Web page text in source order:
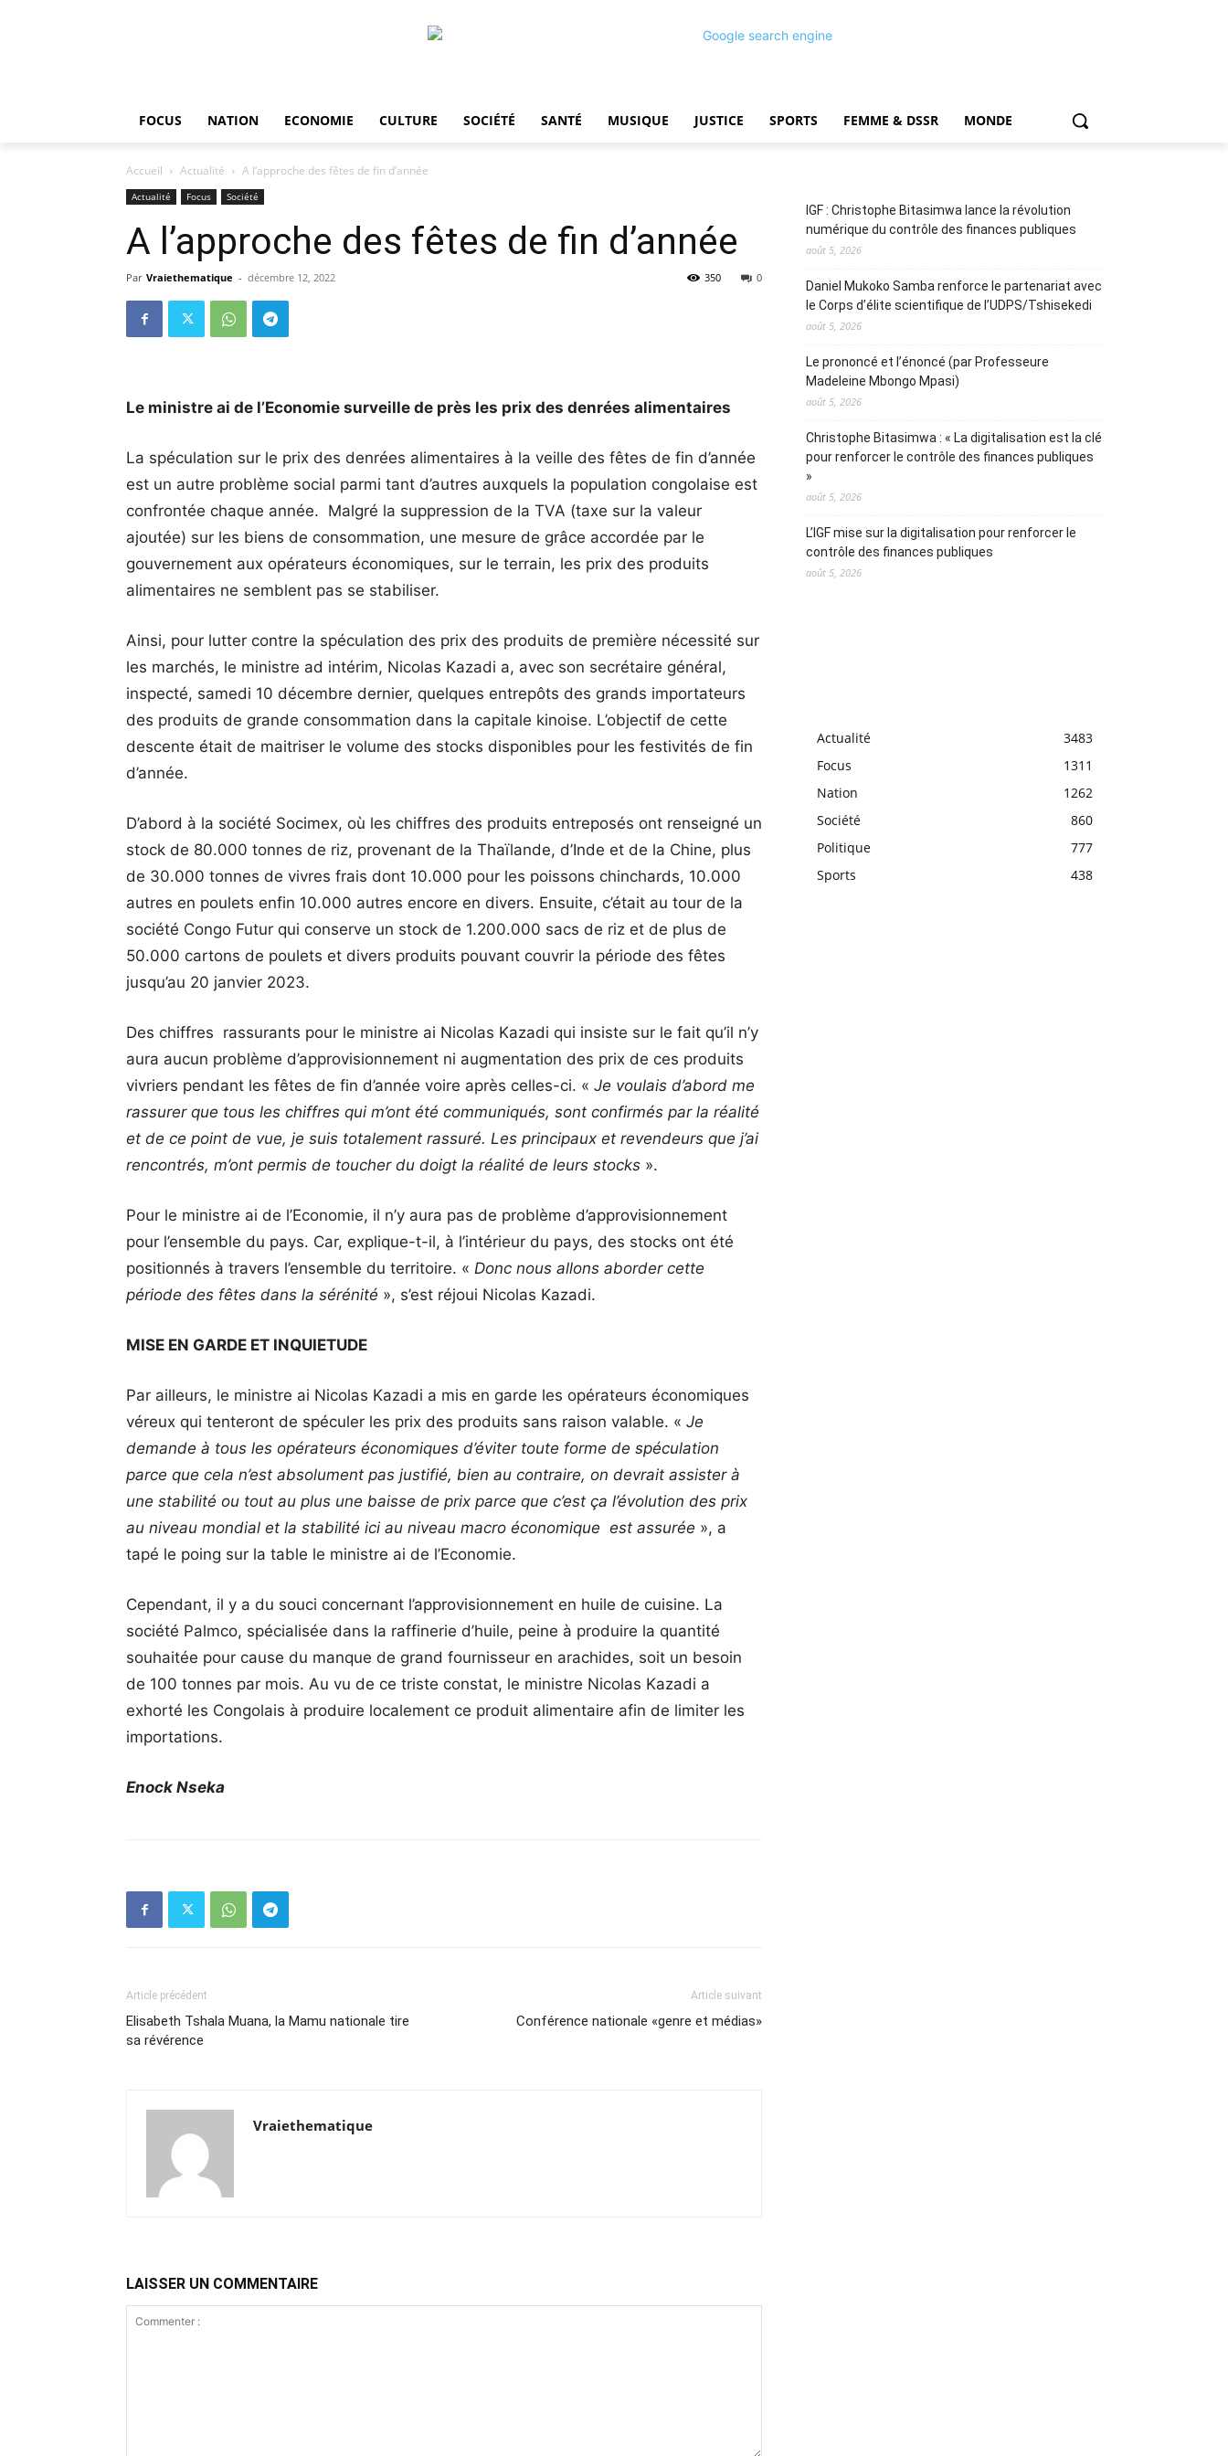
FOCUS NATION ECONOMIE CULTURE SOCIÉTÉ SANTÉ MUSIQUE JUSTICE SPORTS FEMME & DSSR MONDE
Accueil Actualité A l’approche des fêtes de fin d’année
Actualité Focus Société
A l’approche des fêtes de fin d’année
Par Vraiethematique - décembre 12, 2022 0
350
Le ministre ai de l’Economie surveille de près les prix des denrées alimentaires
La spéculation sur le prix des denrées alimentaires à la veille des fêtes de fin d’année
est un autre problème social parmi tant d’autres auxquels la population congolaise est
confrontée chaque année. Malgré la suppression de la TVA (taxe sur la valeur
ajoutée) sur les biens de consommation, une mesure de grâce accordée par le
gouvernement aux opérateurs économiques, sur le terrain, les prix des produits
alimentaires ne semblent pas se stabiliser.
Ainsi, pour lutter contre la spéculation des prix des produits de première nécessité sur
les marchés, le ministre ad intérim, Nicolas Kazadi a, avec son secrétaire général,
inspecté, samedi 10 décembre dernier, quelques entrepôts des grands importateurs
des produits de grande consommation dans la capitale kinoise. L’objectif de cette
descente était de maitriser le volume des stocks disponibles pour les festivités de fin
d’année.
D’abord à la société Socimex, où les chiffres des produits entreposés ont renseigné un
stock de 80.000 tonnes de riz, provenant de la Thaïlande, d’Inde et de la Chine, plus
de 30.000 tonnes de vivres frais dont 10.000 pour les poissons chinchards, 10.000
autres en poulets enfin 10.000 autres encore en divers. Ensuite, c’était au tour de la
société Congo Futur qui conserve un stock de 1.200.000 sacs de riz et de plus de
50.000 cartons de poulets et divers produits pouvant couvrir la période des fêtes
jusqu’au 20 janvier 2023.
Des chiffres rassurants pour le ministre ai Nicolas Kazadi qui insiste sur le fait qu’il n’y
aura aucun problème d’approvisionnement ni augmentation des prix de ces produits
vivriers pendant les fêtes de fin d’année voire après celles-ci. « Je voulais d’abord me
rassurer que tous les chiffres qui m’ont été communiqués, sont confirmés par la réalité
et de ce point de vue, je suis totalement rassuré. Les principaux et revendeurs que j’ai
rencontrés, m’ont permis de toucher du doigt la réalité de leurs stocks ».
Pour le ministre ai de l’Economie, il n’y aura pas de problème d’approvisionnement
pour l’ensemble du pays. Car, explique-t-il, à l’intérieur du pays, des stocks ont été
positionnés à travers l’ensemble du territoire. « Donc nous allons aborder cette
période des fêtes dans la sérénité », s’est réjoui Nicolas Kazadi.
MISE EN GARDE ET INQUIETUDE
Par ailleurs, le ministre ai Nicolas Kazadi a mis en garde les opérateurs économiques
véreux qui tenteront de spéculer les prix des produits sans raison valable. « Je
demande à tous les opérateurs économiques d’éviter toute forme de spéculation
parce que cela n’est absolument pas justifié, bien au contraire, on devrait assister à
une stabilité ou tout au plus une baisse de prix parce que c’est ça l’évolution des prix
au niveau mondial et la stabilité ici au niveau macro économique est assurée », a
tapé le poing sur la table le ministre ai de l’Economie.
Cependant, il y a du souci concernant l’approvisionnement en huile de cuisine. La
société Palmco, spécialisée dans la raffinerie d’huile, peine à produire la quantité
souhaitée pour cause du manque de grand fournisseur en arachides, soit un besoin
de 100 tonnes par mois. Au vu de ce triste constat, le ministre Nicolas Kazadi a
exhorté les Congolais à produire localement ce produit alimentaire afin de limiter les
importations.
Enock Nseka
Article précédent
Elisabeth Tshala Muana, la Mamu nationale tire
sa révérence
Article suivant
Conférence nationale «genre et médias»
Vraiethematique
LAISSER UN COMMENTAIRE
IGF : Christophe Bitasimwa lance la révolution
numérique du contrôle des finances publiques
août 5, 2026
Daniel Mukoko Samba renforce le partenariat avec
le Corps d’élite scientifique de l’UDPS/Tshisekedi
août 5, 2026
Le prononcé et l’énoncé (par Professeure
Madeleine Mbongo Mpasi)
août 5, 2026
Christophe Bitasimwa : « La digitalisation est la clé
pour renforcer le contrôle des finances publiques
»
août 5, 2026
L’IGF mise sur la digitalisation pour renforcer le
contrôle des finances publiques
août 5, 2026
Actualité
3483
Focus
1311
Nation
1262
Société
860
Politique
777
Sports
438